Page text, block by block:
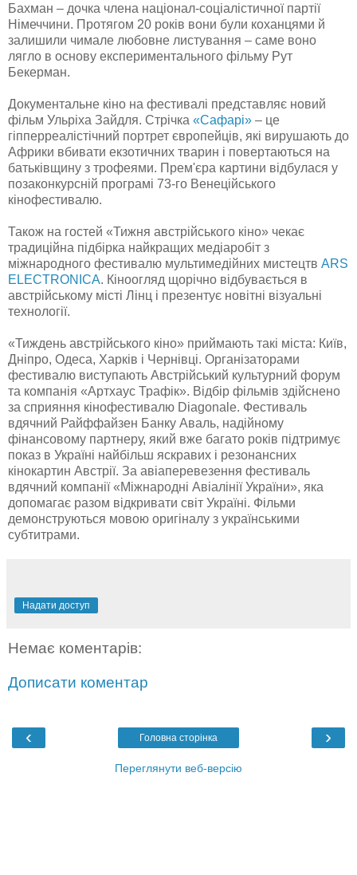
Бахман – дочка члена націонал-соціалістичної партії
Німеччини. Протягом 20 років вони були коханцями й
залишили чимале любовне листування – саме воно
лягло в основу експериментального фільму Рут
Бекерман.
Документальне кіно на фестивалі представляє новий
фільм Ульріха Зайдля. Стрічка «Сафарі» – це
гіпперреалістічний портрет європейців, які вирушають до
Африки вбивати екзотичних тварин і повертаються на
батьківщину з трофеями. Прем'єра картини відбулася у
позаконкурсній програмі 73-го Венеційського
кінофестивалю.
Також на гостей «Тижня австрійського кіно» чекає
традиційна підбірка найкращих медіаробіт з
міжнародного фестивалю мультимедійних мистецтв ARS
ELECTRONICA. Кіноогляд щорічно відбувається в
австрійському місті Лінц і презентує новітні візуальні
технології.
«Тиждень австрійського кіно» приймають такі міста: Київ,
Дніпро, Одеса, Харків і Чернівці. Організаторами
фестивалю виступають Австрійський культурний форум
та компанія «Артхаус Трафік». Відбір фільмів здійснено
за сприяння кінофестивалю Diagonale. Фестиваль
вдячний Райффайзен Банку Аваль, надійному
фінансовому партнеру, який вже багато років підтримує
показ в Україні найбільш яскравих і резонансних
кінокартин Австрії. За авіаперевезення фестиваль
вдячний компанії «Міжнародні Авіалінії України», яка
допомагає разом відкривати світ Україні. Фільми
демонструються мовою оригіналу з українськими
субтитрами.
Надати доступ
Немає коментарів:
Дописати коментар
‹ ›
Головна сторінка
Переглянути веб-версію